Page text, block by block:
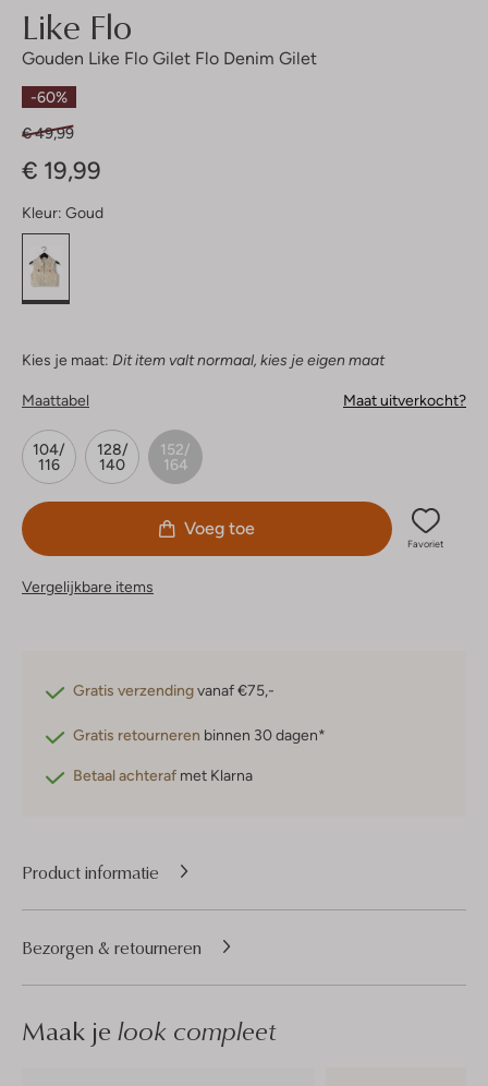
Like Flo
Gouden Like Flo Gilet Flo Denim Gilet
-60%
€ 49,99
€ 19,99
Kleur: Goud
Kies je maat: Dit item valt normaal, kies je eigen maat
Maattabel Maat uitverkocht?
104/
116
128/
140
152/
164
Voeg toe
Favoriet
Vergelijkbare items
Gratis verzendingvanaf €75,-
Gratis retourneren binnen 30 dagen*
Betaal achteraf met Klarna
Product informatie
Bezorgen & retourneren
Maak je look compleet